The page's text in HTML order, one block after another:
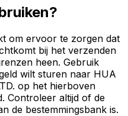
om ervoor te zorgen dat
bij het verzenden
heen. Gebruik
wilt sturen naar HUA
op het hierboven
Controleer altijd of de
de bestemmingsbank is.